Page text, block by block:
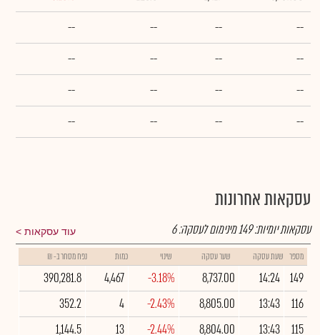
--
--
--
--
--
--
--
--
--
--
--
--
--
--
--
--
עסקאות אחרונות
עוד עסקאות עסקאות יומיות:149מינימום לעסקה:6
מספר שעת עסקה שער עסקה שינוי כמות נפח מסחר ב- ₪
149
14:24
8,737.00
-3.18%
4,467
390,281.8
116
13:43
8,805.00
-2.43%
4
352.2
115
13:43
8,804.00
-2.44%
13
1,144.5